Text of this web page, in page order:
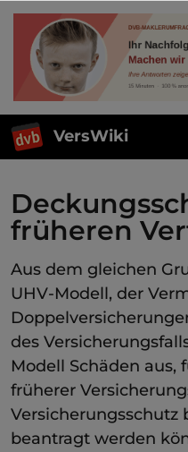
VersWiki
früheren
Aus dem gleichen
UHV-Modell, der
des
Modell Schäden aus,
früherer
Versicherungsschutz
beantragt werden